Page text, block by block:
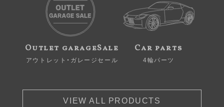
Outlet garageSale
アウトレット・ガレージセール
Car parts
4輪パーツ
VIEW ALL PRODUCTS